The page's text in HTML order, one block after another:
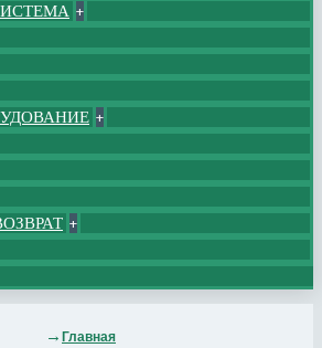
+
+
+
Главная